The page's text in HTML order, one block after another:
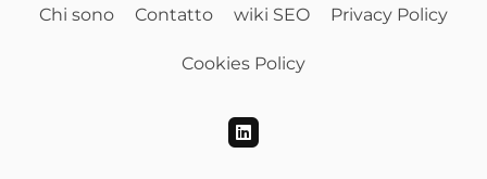
Chi sono Contatto wiki SEO Privacy Policy
Cookies Policy